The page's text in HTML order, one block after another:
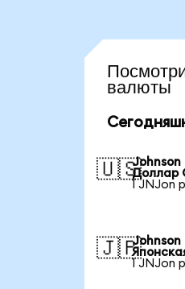
валюты
🇺🇸Johnson
1 JNJon
🇯🇵Johnson
1 JNJon